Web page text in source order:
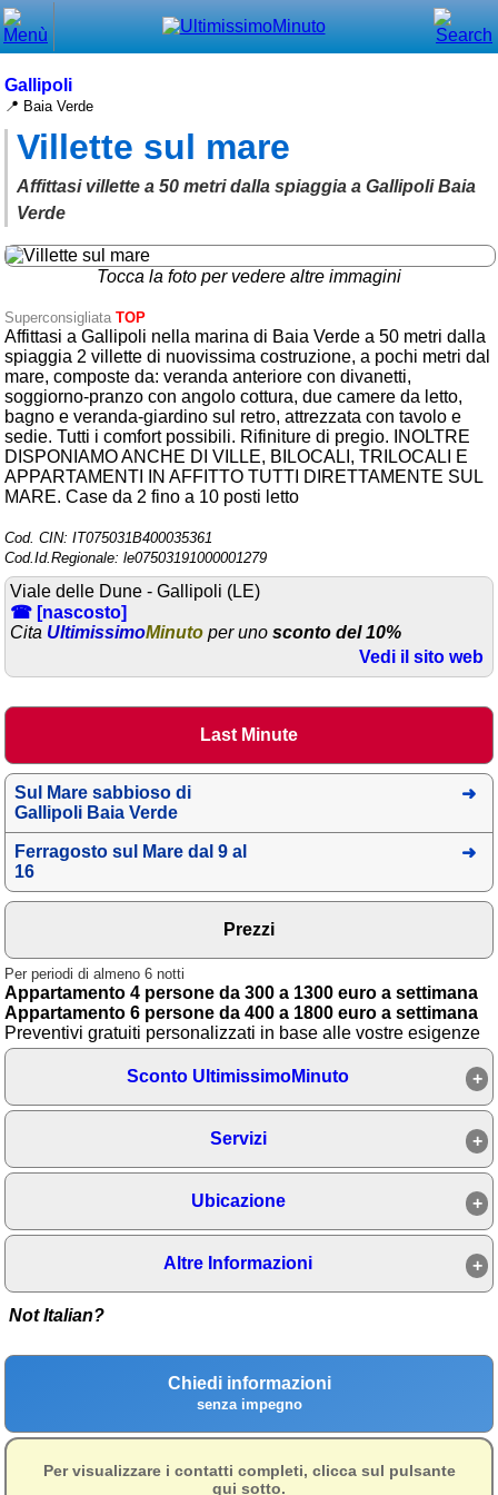
Gallipoli
📍 Baia Verde
Villette sul mare
Affittasi villette a 50 metri dalla spiaggia a Gallipoli Baia
Verde
Tocca la foto per vedere altre immagini
Superconsigliata TOP
Affittasi a Gallipoli nella marina di Baia Verde a 50 metri dalla
spiaggia 2 villette di nuovissima costruzione, a pochi metri dal
mare, composte da: veranda anteriore con divanetti,
soggiorno-pranzo con angolo cottura, due camere da letto,
bagno e veranda-giardino sul retro, attrezzata con tavolo e
sedie. Tutti i comfort possibili. Rifiniture di pregio. INOLTRE
DISPONIAMO ANCHE DI VILLE, BILOCALI, TRILOCALI E
APPARTAMENTI IN AFFITTO TUTTI DIRETTAMENTE SUL
MARE. Case da 2 fino a 10 posti letto
Cod. CIN: IT075031B400035361
Cod.Id.Regionale: le07503191000001279
Viale delle Dune - Gallipoli (LE)
☎ [nascosto]
Cita UltimissimoMinuto per uno sconto del 10%
Vedi il sito web
Last Minute
Sul Mare sabbioso di
Gallipoli Baia Verde
Ferragosto sul Mare dal 9 al
16
Prezzi
Per periodi di almeno 6 notti
Appartamento 4 persone da 300 a 1300 euro a settimana
Appartamento 6 persone da 400 a 1800 euro a settimana
Preventivi gratuiti personalizzati in base alle vostre esigenze
Sconto UltimissimoMinuto
Servizi
Ubicazione
Altre Informazioni
Not Italian?
Chiedi informazioni
senza impegno
Per visualizzare i contatti completi, clicca sul pulsante
qui sotto.
Menù principale
⌂ Home
🕐 Last Minute
🕐 First Minute
🔍 Cerca
➕ Inserisci annuncio
Ottenere il CIN
Blog
Eventi e cose da vedere
➕ Segnala evento
Area riservata
Chi siamo
Blog
Chi siamo
panoramico a Miliscola
Crescita dell'affitto con
riscatto in Toscana per
immobili
Ambienti
Laghi
Terme
Sci
Cerca le offerte per regione